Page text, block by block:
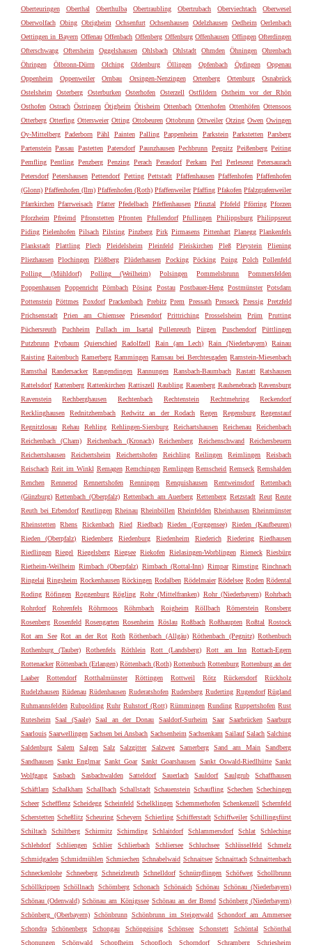
Oberteuringen
Oberthal Oberthulba Obertraubling Obertrubach Oberviechtach
Oberwesel
Oberwolfach Obing Obrigheim Ochsenfurt Ochsenhausen Odelzhausen Oedheim Oerlenbach
Oettingen in Bayern Offenau Offenbach Offenberg Offenburg Offenhausen Offingen Ofterdingen
Ofterschwang
Oftersheim Oggelshausen Ohlsbach Ohlstadt Ohmden Öhningen
Ohrenbach
Öhringen
Ölbronn-Dürrn Olching Oldenburg Öllingen Opfenbach Öpfingen
Oppenau
Oppenheim
Oppenweiler Ornbau Orsingen-Nenzingen Ortenberg Ortenburg
Osnabrück
Ostelsheim
Osterberg Osterburken Osterhofen Osterzell Ostfildern
Ostheim vor der Rhön
Osthofen Ostrach Östringen Ötigheim Ötisheim Ottenbach Ottenhofen Ottenhöfen Ottensoos
Otterberg Otterfing Ottersweier Otting Ottobeuren Ottobrunn Ottweiler Otzing Owen Owingen
Oy-Mittelberg Paderborn Pähl Painten Palling Pappenheim Parkstein Parkstetten Parsberg
Partenstein Passau Pastetten Patersdorf Paunzhausen Pechbrunn Pegnitz Peißenberg Peiting
Pemfling Pentling Penzberg Penzing Perach Perasdorf Perkam Perl Perlesreut Petersaurach
Petersdorf Petershausen Pettendorf Petting Pettstadt Pfaffenhausen Pfaffenhofen Pfaffenhofen
(Glonn) Pfaffenhofen (Ilm) Pfaffenhofen (Roth) Pfaffenweiler Pfaffing Pfakofen Pfalzgrafenweiler
Pfarrkirchen Pfarrweisach Pfatter Pfedelbach Pfeffenhausen Pfinztal Pfofeld Pförring Pforzen
Pforzheim
Pfreimd Pfronstetten Pfronten Pfullendorf Pfullingen Philippsburg Philippsreut
Piding Pielenhofen Pilsach Pilsting Pinzberg Pirk Pirmasens Pittenhart Planegg Plankenfels
Plankstadt
Plattling Plech Pleidelsheim Pleinfeld Pleiskirchen Pleß Pleystein
Pliening
Pliezhausen
Plochingen Plößberg Plüderhausen Pocking Pöcking Poing Polch
Pollenfeld
Polling (Mühldorf)
Polling (Weilheim) Polsingen Pommelsbrunn
Pommersfelden
Poppenhausen Poppenricht Pörnbach Pösing Postau Postbauer-Heng Postmünster Potsdam
Pottenstein Pöttmes Poxdorf Prackenbach Prebitz Prem Pressath Presseck Pressig Pretzfeld
Prichsenstadt
Prien am Chiemsee Priesendorf Prittriching Prosselsheim Prüm
Prutting
Püchersreuth
Puchheim Pullach im Isartal Pullenreuth Pürgen Puschendorf
Püttlingen
Putzbrunn
Pyrbaum Quierschied Radolfzell Rain (am Lech) Rain (Niederbayern)
Rainau
Raisting Raitenbuch Ramerberg Rammingen Ramsau bei Berchtesgaden Ramstein-Miesenbach
Ramsthal
Randersacker Rangendingen Rannungen Ransbach-Baumbach Rastatt
Ratshausen
Rattelsdorf Rattenberg Rattenkirchen Rattiszell Raubling Rauenberg Rauhenebrach Ravensburg
Ravenstein
Rechberghausen Rechtenbach Rechtenstein Rechtmehring
Reckendorf
Recklinghausen
Rednitzhembach Redwitz an der Rodach Regen Regensburg
Regenstauf
Regnitzlosau
Rehau Rehling Rehlingen-Siersburg Reichartshausen Reichenau
Reichenbach
Reichenbach (Cham)
Reichenbach (Kronach) Reichenberg Reichenschwand
Reichersbeuern
Reichertshausen
Reichertsheim Reichertshofen Reichling Reilingen Reimlingen
Reisbach
Reischach Reit im Winkl Remagen Remchingen Remlingen Remscheid Remseck Remshalden
Renchen
Rennerod Rennertshofen Renningen Renquishausen Rentweinsdorf
Rettenbach
(Günzburg) Rettenbach (Oberpfalz) Rettenbach am Auerberg Rettenberg Retzstadt Reut Reute
Reuth bei Erbendorf Reutlingen Rheinau Rheinböllen Rheinfelden Rheinhausen Rheinmünster
Rheinstetten
Rhens Rickenbach Ried Riedbach Rieden (Forggensee)
Rieden (Kaufbeuren)
Rieden (Oberpfalz)
Riedenberg Riedenburg Riedenheim Riederich Riedering
Riedhausen
Riedlingen Riegel Riegelsberg Riegsee Riekofen Rielasingen-Worblingen Rieneck Riesbürg
Rietheim-Weilheim Rimbach (Oberpfalz) Rimbach (Rottal-Inn) Rimpar Rimsting Rinchnach
Ringelai Ringsheim Rockenhausen Röckingen Rodalben Rödelmaier Rödelsee Roden Rödental
Roding Röfingen Roggenburg Rögling Rohr (Mittelfranken) Rohr (Niederbayern) Rohrbach
Rohrdorf
Rohrenfels Röhrmoos Röhrnbach Roigheim Röllbach Römerstein
Ronsberg
Rosenberg Rosenfeld Rosengarten Rosenheim Röslau Roßbach Roßhaupten Roßtal Rostock
Rot am See Rot an der Rot Roth Röthenbach (Allgäu) Röthenbach (Pegnitz) Rothenbuch
Rothenburg (Tauber)
Rothenfels Röthlein Rott (Landsberg) Rott am Inn
Rottach-Egern
Rottenacker Röttenbach (Erlangen) Röttenbach (Roth) Rottenbuch Rottenburg Rottenburg an der
Laaber
Rottendorf Rotthalmünster Röttingen Rottweil Rötz Rückersdorf
Rückholz
Rudelzhausen Rüdenau Rüdenhausen Ruderatshofen Rudersberg Ruderting Rugendorf Rügland
Ruhmannsfelden Ruhpolding Ruhr Ruhstorf (Rott) Rümmingen Runding Ruppertshofen Rust
Rutesheim
Saal (Saale) Saal an der Donau Saaldorf-Surheim Saar Saarbrücken
Saarburg
Saarlouis Saarwellingen Sachsen bei Ansbach Sachsenheim Sachsenkam Sailauf Salach Salching
Saldenburg
Salem Salgen Salz Salzgitter Salzweg Samerberg Sand am Main
Sandberg
Sandhausen Sankt Englmar Sankt Goar Sankt Goarshausen Sankt Oswald-Riedlhütte Sankt
Wolfgang
Sasbach Sasbachwalden Satteldorf Sauerlach Sauldorf Saulgrub
Schaffhausen
Schäftlarn Schalkham Schallbach Schallstadt Schauenstein Schaufling Schechen Schechingen
Scheer Schefflenz Scheidegg Scheinfeld Schelklingen Schemmerhofen Schenkenzell Schernfeld
Scherstetten Scheßlitz Scheuring Scheyern Schierling Schifferstadt Schiffweiler Schillingsfürst
Schiltach
Schiltberg Schirmitz Schirnding Schlaitdorf Schlammersdorf Schlat
Schleching
Schlehdorf
Schliengen Schlier Schlierbach Schliersee Schluchsee Schlüsselfeld
Schmelz
Schmidgaden Schmidmühlen Schmiechen Schnabelwaid Schnaitsee Schnaittach Schnaittenbach
Schneckenlohe Schneeberg Schneizlreuth Schnelldorf Schnürpflingen Schöfweg Schollbrunn
Schöllkrippen Schöllnach Schömberg Schonach Schönaich Schönau Schönau (Niederbayern)
Schönau (Odenwald) Schönau am Königssee Schönau an der Brend Schönberg (Niederbayern)
Schönberg (Oberbayern) Schönbrunn Schönbrunn im Steigerwald Schondorf am Ammersee
Schondra
Schönenberg Schongau Schöngeising Schönsee Schonstett Schöntal
Schönthal
Schonungen
Schönwald Schopfheim Schopfloch Schorndorf Schramberg Schriesheim